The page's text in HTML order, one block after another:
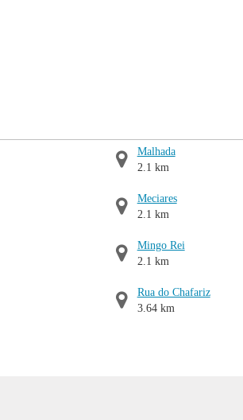
Malhada
2.1 km
Meciares
2.1 km
Mingo Rei
2.1 km
Rua do Chafariz
3.64 km